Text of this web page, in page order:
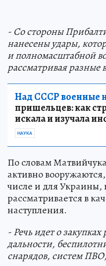
- Со стороны
нанесены удары,
и полномасштабной
рассматривая разные
Над СССР военные
пришельцев: как
искала и изучала
НАУКА
По словам
активно
числе и для Украины,
рассматривается в
наступления.
- Речь идето
дальности,
снарядов, систем